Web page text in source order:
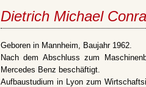
Dietrich Michael
Geboren in Mannheim, Baujahr 1962.
Nach dem Abschluss zum
Mercedes Benz beschäftigt.
Aufbaustudium in Lyon zum